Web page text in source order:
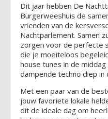
Dit jaar hebben De
Burgerweeshuis de
vrienden van de
Nachtparlement. Samen
zorgen voor de perfecte
die je moeiteloos
house tunes in de
dampende techno diep in
Met een paar van de
jouw favoriete lokale
dit de ideale dag om